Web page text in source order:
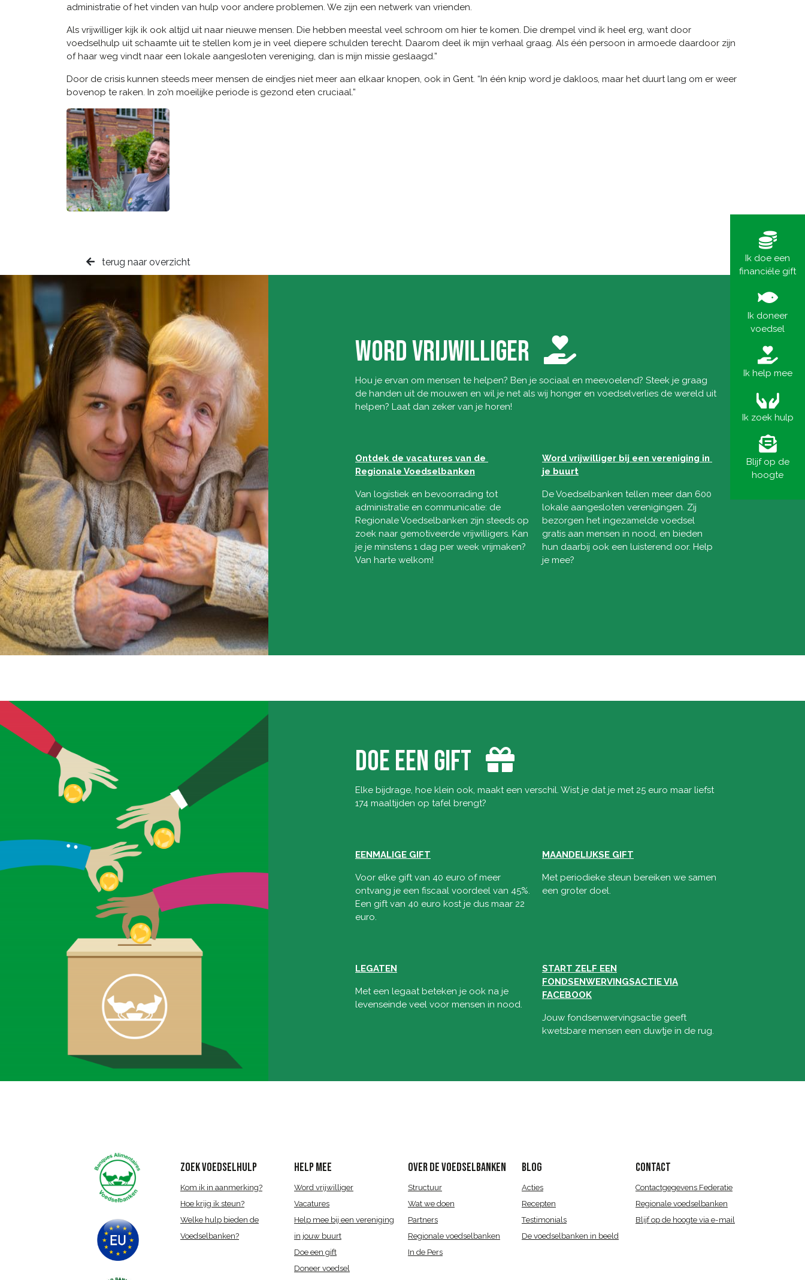
Ik doe een
financiële gift
Ik doneer
voedsel
Ik help mee
Ik zoek hulp
Blijf op de
hoogte
administratie of het vinden van hulp voor andere problemen. We zijn een netwerk van vrienden.
Als vrijwilliger kijk ik ook altijd uit naar nieuwe mensen. Die hebben meestal veel schroom om hier te komen. Die drempel vind ik heel erg, want door
voedselhulp uit schaamte uit te stellen kom je in veel diepere schulden terecht. Daarom deel ik mijn verhaal graag. Als één persoon in armoede daardoor zijn
of haar weg vindt naar een lokale aangesloten vereniging, dan is mijn missie geslaagd.”
Door de crisis kunnen steeds meer mensen de eindjes niet meer aan elkaar knopen, ook in Gent. “In één knip word je dakloos, maar het duurt lang om er weer
bovenop te raken. In zo’n moeilijke periode is gezond eten cruciaal.”
terug naar overzicht
WORD VRIJWILLIGER
Hou je ervan om mensen te helpen? Ben je sociaal en meevoelend? Steek je graag
de handen uit de mouwen en wil je net als wij honger en voedselverlies de wereld uit
helpen? Laat dan zeker van je horen!
Ontdek de vacatures van de
Regionale Voedselbanken
Van logistiek en bevoorrading tot
administratie en communicatie: de
Regionale Voedselbanken zijn steeds op
zoek naar gemotiveerde vrijwilligers. Kan
je je minstens 1 dag per week vrijmaken?
Van harte welkom!
Word vrijwilliger bij een vereniging in
je buurt
De Voedselbanken tellen meer dan 600
lokale aangesloten verenigingen. Zij
bezorgen het ingezamelde voedsel
gratis aan mensen in nood, en bieden
hun daarbij ook een luisterend oor. Help
je mee?
DOE EEN GIFT
Elke bijdrage, hoe klein ook, maakt een verschil. Wist je dat je met 25 euro maar liefst
174 maaltijden op tafel brengt?
EENMALIGE GIFT
Voor elke gift van 40 euro of meer
ontvang je een fiscaal voordeel van 45%.
Een gift van 40 euro kost je dus maar 22
euro.
MAANDELIJKSE GIFT
Met periodieke steun bereiken we samen
een groter doel.
LEGATEN
Met een legaat beteken je ook na je
levenseinde veel voor mensen in nood.
START ZELF EEN
FONDSENWERVINGSACTIE VIA
FACEBOOK
Jouw fondsenwervingsactie geeft
kwetsbare mensen een duwtje in de rug.
ZOEK VOEDSELHULP
Kom ik in aanmerking?
Hoe krijg ik steun?
Welke hulp bieden de
Voedselbanken?
HELP MEE
Word vrijwilliger
Vacatures
Help mee bij een vereniging
in jouw buurt
Doe een gift
Doneer voedsel
OVER DE VOEDSELBANKEN
Structuur
Wat we doen
Partners
Regionale voedselbanken
In de Pers
BLOG
Acties
Recepten
Testimonials
De voedselbanken in beeld
CONTACT
Contactgegevens Federatie
Regionale voedselbanken
Blijf op de hoogte via e-mail